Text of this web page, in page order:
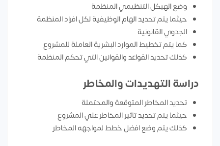
وضع الهيكل التنظيمي المنظمة
حيثما يتم تحديد الهام الوظيفية لكل افراد المنظمة
الجدوي القانونية
كما يتم تخطيط الموارد البشرية العاملة للمشروع
كذلك تحديد القواعد والقوانين التي تحكم المنظمة
دراسة التهديدات والمخاطر
تحديد المخاطر المتوقعة والمحتملة
حيثما يتم تحديد تاثير المخاطر علي المشروع
كذلك يتم وضع افضل خطط لمواجهه المخاطر